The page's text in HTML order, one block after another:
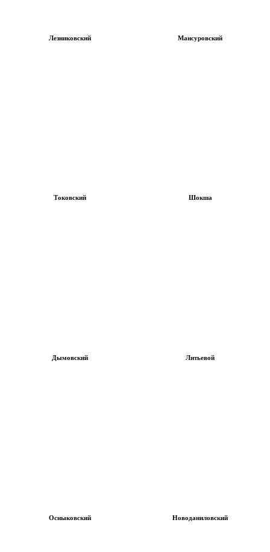
Лезниковский Мансуровский
Токовский Шокша
Дымовский Литьевой
Осныковский Новоданиловский